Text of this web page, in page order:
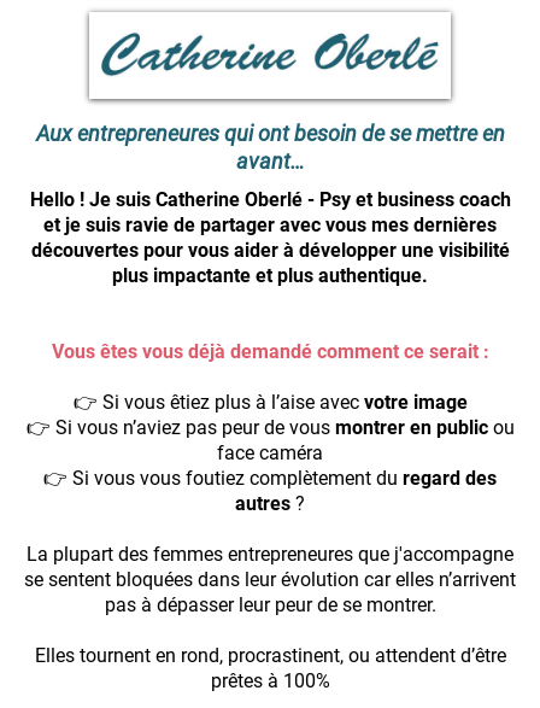
Aux entrepreneures qui ont besoin de se mettre en
avant…
Hello ! Je suis Catherine Oberlé - Psy et business coach
et je suis ravie de partager avec vous mes dernières
découvertes pour vous aider à développer une visibilité
plus impactante et plus authentique.
Vous êtes vous déjà demandé comment ce serait :
👉 Si vous êtiez plus à l’aise avec votre image
👉 Si vous n’aviez pas peur de vous montrer en publicou
face caméra
👉 Si vous vous foutiez complètement du regard des
autres ?
La plupart des femmes entrepreneures que j'accompagne
se sentent bloquées dans leur évolution car elles n’arrivent
pas à dépasser leur peur de se montrer.
Elles tournent en rond, procrastinent, ou attendent d’être
prêtes à 100%